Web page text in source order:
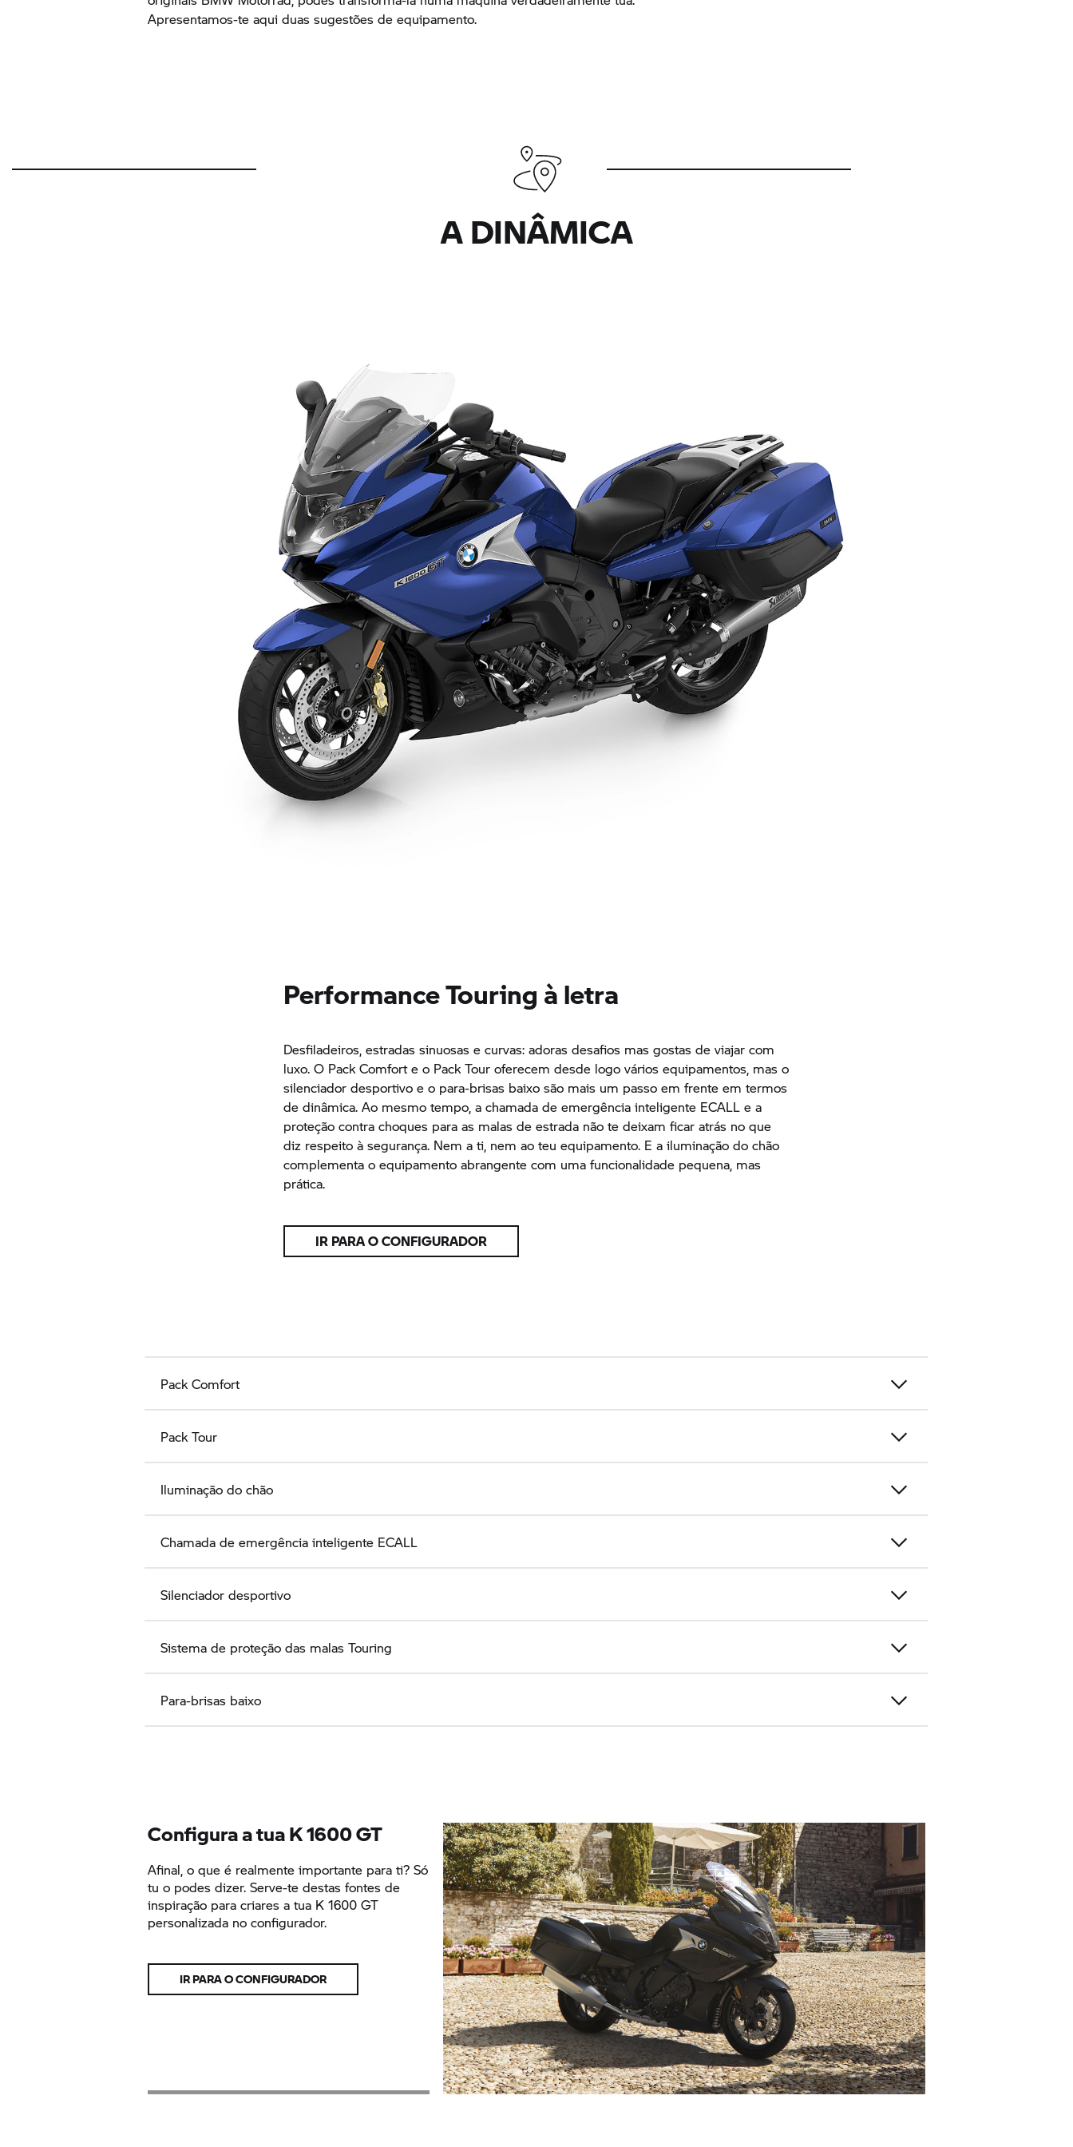
Apresentamos-te aqui duas sugestões de equipamento.
A DINÂMICA
Performance Touring à letra
Desfiladeiros, estradas sinuosas e curvas: adoras desafios mas gostas de viajar com
luxo. O Pack Comfort e o Pack Tour oferecem desde logo vários equipamentos, mas o
silenciador desportivo e o para-brisas baixo são mais um passo em frente em termos
de dinâmica. Ao mesmo tempo, a chamada de emergência inteligente ECALL e a
proteção contra choques para as malas de estrada não te deixam ficar atrás no que
diz respeito à segurança. Nem a ti, nem ao teu equipamento. E a iluminação do chão
complementa o equipamento abrangente com uma funcionalidade pequena, mas
prática.
IR PARA O CONFIGURADOR
Pack Comfort
Pack Tour
Iluminação do chão
Chamada de emergência inteligente ECALL
Silenciador desportivo
Sistema de proteção das malas Touring
Para-brisas baixo
Configura a tuaK 1600 GT
Afinal, o que é realmente importante para ti? Só
tu o podes dizer. Serve-te destas fontes de
inspiração para criares a tua K 1600 GT
personalizada no configurador.
IR PARA O CONFIGURADOR